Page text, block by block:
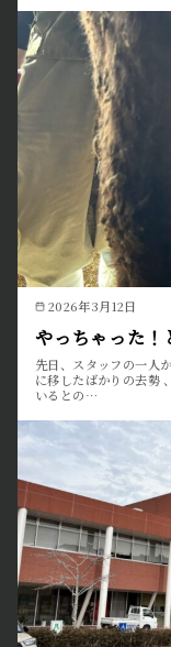
2026年3月12日
やっちゃった！
先日、スタッフの一人
に移したばかりの去勢
いるとの…